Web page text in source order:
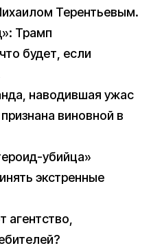
Терентьевым.
Трамп
будет, если
наводившая ужас
виновной в
убийца»
экстренные
агентство,